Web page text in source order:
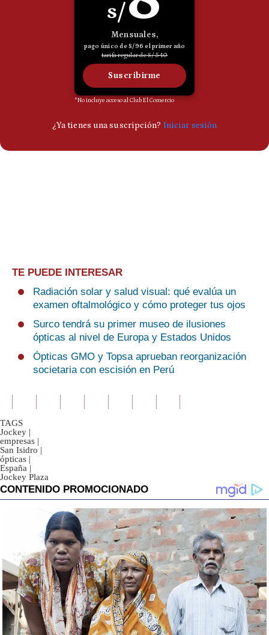
TE PUEDE INTERESAR
Radiación solar y salud visual: qué evalúa un
examen oftalmológico y cómo proteger tus ojos
Surco tendrá su primer museo de ilusiones
ópticas al nivel de Europa y Estados Unidos
Ópticas GMO y Topsa aprueban reorganización
societaria con escisión en Perú
TAGS
Jockey |
empresas |
San Isidro |
ópticas |
España |
Jockey Plaza